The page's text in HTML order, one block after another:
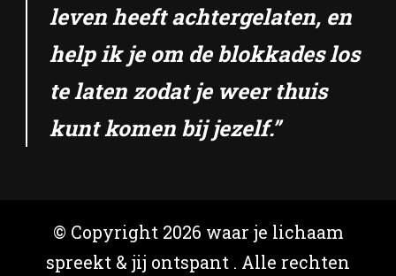
leven heeft achtergelaten, en
help ik je om de blokkades los
te laten zodat je weer thuis
kunt komen bij jezelf.”
© Copyright 2026 waar je lichaam
spreekt & jij ontspant . Alle rechten